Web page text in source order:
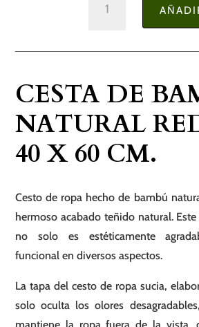
Natural
40
x
60
cm.
CESTA DE
NATURAL
40 X 60 CM.
Cesto de ropa hecho de bambú
hermoso acabado teñido natural.
no solo es estéticamente
funcional en diversos aspectos.
La tapa del cesto de ropa sucia,
solo oculta los olores